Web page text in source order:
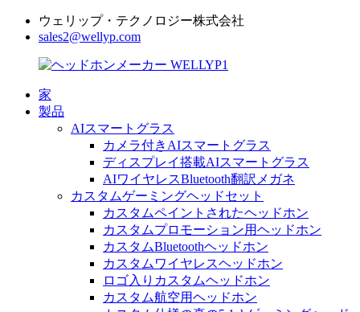
ウェリップ・テクノロジー株式会社
sales2@wellyp.com
家
製品
AIスマートグラス
カメラ付きAIスマートグラス
ディスプレイ搭載AIスマートグラス
AIワイヤレスBluetooth翻訳メガネ
カスタムゲーミングヘッドセット
カスタムペイントされたヘッドホン
カスタムプロモーション用ヘッドホン
カスタムBluetoothヘッドホン
カスタムワイヤレスヘッドホン
ロゴ入りカスタムヘッドホン
カスタム航空用ヘッドホン